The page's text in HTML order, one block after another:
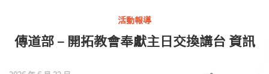
活動報導
傳道部 – 開拓教會奉獻主日交換講台 資訊